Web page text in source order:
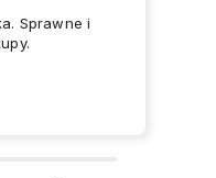
Sprawne i